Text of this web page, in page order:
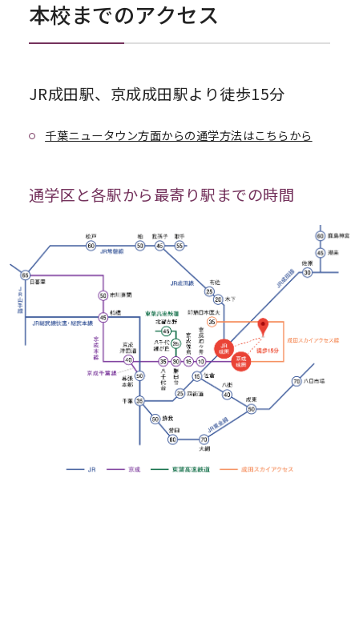
本校までのアクセス
JR成田駅、京成成田駅より徒歩15分
千葉ニュータウン方面からの通学方法はこちらから
通学区と各駅から最寄り駅までの時間